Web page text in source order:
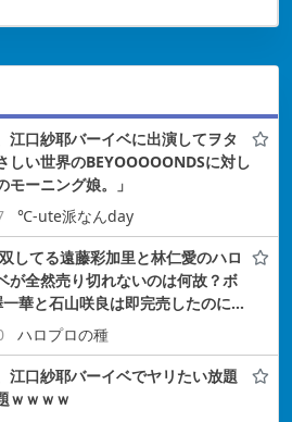
江口紗耶バーイベに出演してヲタ
しい世界のBEYOOOOONDSに対し
モーニング娘。」
℃-ute派なんday
してる遠藤彩加里と林仁愛のハロ
が全然売り切れないのは何故？ボ
一華と石山咲良は即完売したのに…
ハロプロの種
江口紗耶バーイベでヤリたい放題
ｗｗｗｗ